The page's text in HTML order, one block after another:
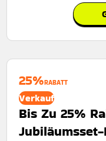
25%RABATT
Verkauf
Bis Zu 25%